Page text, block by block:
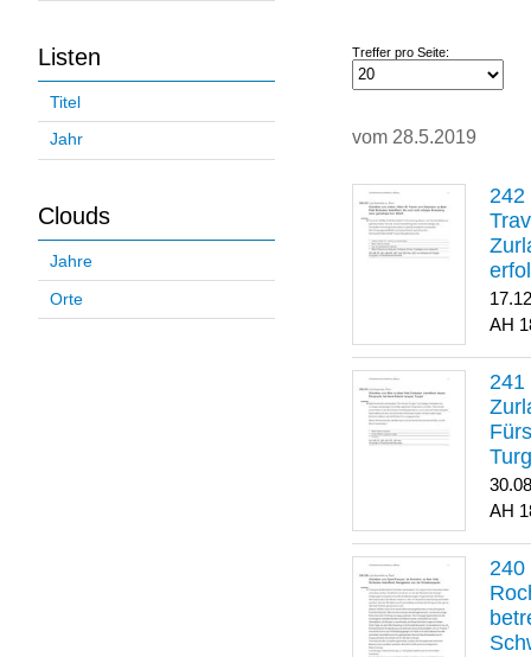
Listen
Titel
Jahr
Clouds
Jahre
Orte
Treffer pro Seite:
vom 28.5.2019